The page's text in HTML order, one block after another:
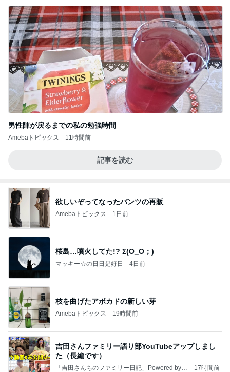
男性陣が戻るまでの私の勉強時間
Amebaトピックス 11時間前
記事を読む
欲しいぞってなったパンツの再販
Amebaトピックス 1日前
桜島…噴火してた!? Σ(O_O；)
マッキー☆の日日是好日 4日前
枝を曲げたアボカドの新しい芽
Amebaトピックス 19時間前
吉田さんファミリー語り部YouTubeアップしまし
た（長編です）
「吉田さんちのファミリー日記」Powered by A
17時間前